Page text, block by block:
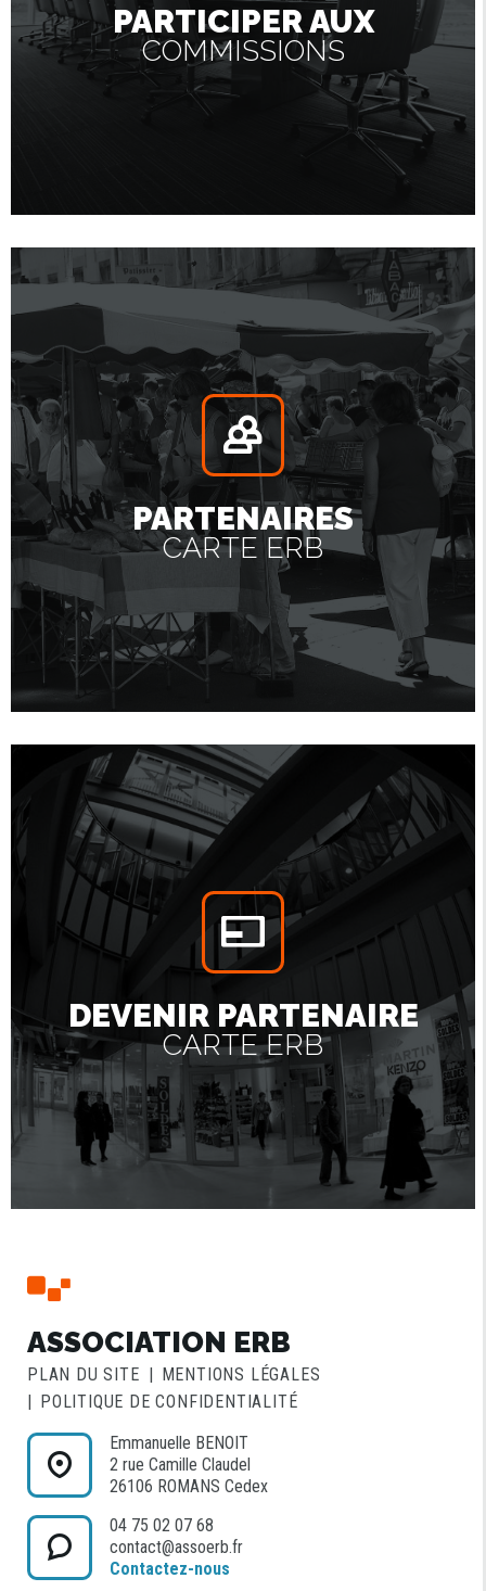
PARTICIPER AUX
COMMISSIONS
PARTENAIRES
CARTE ERB
DEVENIR PARTENAIRE
CARTE ERB
ASSOCIATION ERB
PLAN DU SITE
MENTIONS LÉGALES
POLITIQUE DE CONFIDENTIALITÉ
Emmanuelle BENOIT
2 rue Camille Claudel
26106 ROMANS Cedex
04 75 02 07 68
contact@assoerb.fr
Contactez-nous